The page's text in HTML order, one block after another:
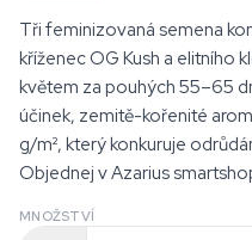
Tři feminizovaná semena
kříženec OG Kush a elitního
květem za pouhých 55–65
účinek, zemitě-kořenité
g/m², který konkuruje
Objednej v Azarius
MNOŽSTVÍ